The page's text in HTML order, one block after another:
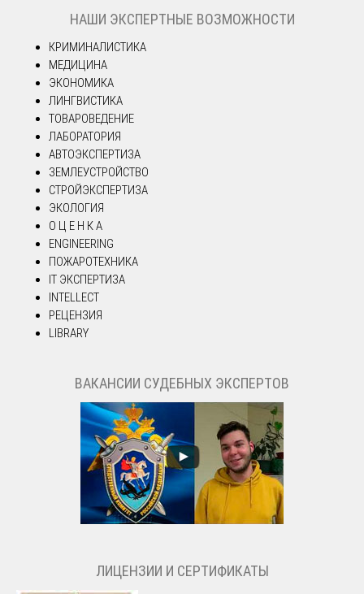
НАШИ ЭКСПЕРТНЫЕ ВОЗМОЖНОСТИ
КРИМИНАЛИСТИКА
МЕДИЦИНА
ЭКОНОМИКА
ЛИНГВИСТИКА
ТОВАРОВЕДЕНИЕ
ЛАБОРАТОРИЯ
АВТОЭКСПЕРТИЗА
ЗЕМЛЕУСТРОЙСТВО
СТРОЙЭКСПЕРТИЗА
ЭКОЛОГИЯ
О Ц Е Н К А
ENGINEERING
ПОЖАРОТЕХНИКА
IT ЭКСПЕРТИЗА
INTELLECT
РЕЦЕНЗИЯ
LIBRARY
ВАКАНСИИ СУДЕБНЫХ ЭКСПЕРТОВ
ЛИЦЕНЗИИ И СЕРТИФИКАТЫ